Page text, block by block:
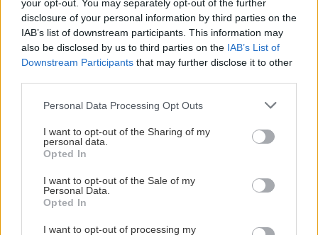
your opt-out. You may separately opt-out of the further
disclosure of your personal information by third parties on the
IAB’s list of downstream participants. This information may
also be disclosed by us to third parties on the IAB’s List of
Downstream Participants that may further disclose it to other
Personal Data Processing Opt Outs
I want to opt-out of the Sharing of my
personal data.
Opted In
I want to opt-out of the Sale of my
Personal Data.
Opted In
I want to opt-out of processing my
τα χωράφια -
Καταστράφηκαν
καλλιέργειες (εικόνες)
10:12 | 02/05/2025
ΕΛΛΑΔΑ
έπληξε το νησί -
τεράστιες υλικές ζημιές
17:49 | 31/03/2025
ΚΟΣΜΟΣ